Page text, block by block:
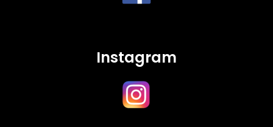
Instagram